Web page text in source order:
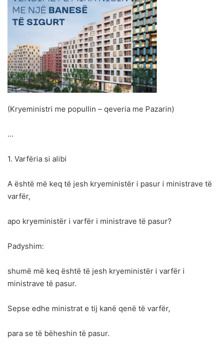
(Kryeministri me popullin – qeveria me Pazarin)
…
1. Varfëria si alibi
A është më keq të jesh kryeministër i pasur i ministrave të
varfër,
apo kryeministër i varfër i ministrave të pasur?
Padyshim:
shumë më keq është të jesh kryeministër i varfër i
ministrave të pasur.
Sepse edhe ministrat e tij kanë qenë të varfër,
para se të bëheshin të pasur.